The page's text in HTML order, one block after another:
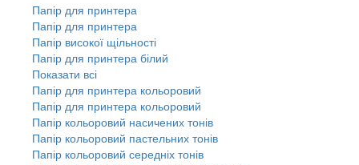
Папір для принтера
Папір для принтера
Папір високої щільності
Папір для принтера білий
Показати всі
Папір для принтера кольоровий
Папір для принтера кольоровий
Папір кольоровий насичених тонів
Папір кольоровий пастельних тонів
Папір кольоровий середніх тонів